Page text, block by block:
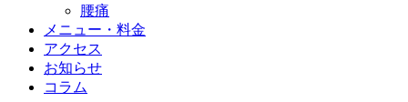
腰痛
メニュー・料金
アクセス
お知らせ
コラム